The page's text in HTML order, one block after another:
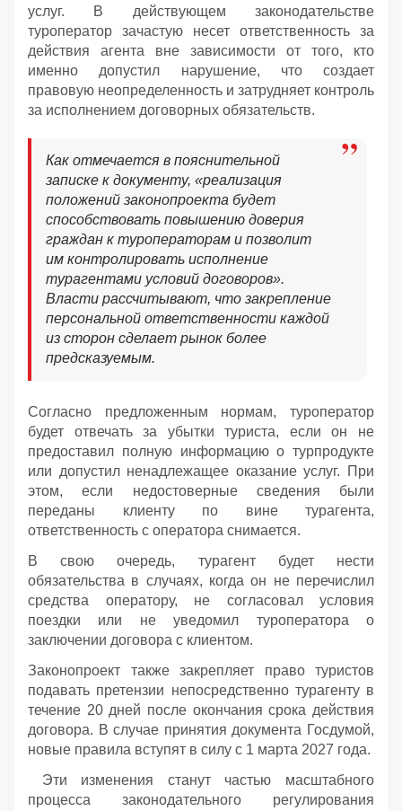
услуг. В действующем законодательстве
туроператор зачастую несет ответственность за
действия агента вне зависимости от того, кто
именно допустил нарушение, что создает
правовую неопределенность и затрудняет контроль
за исполнением договорных обязательств.
Как отмечается в пояснительной
записке к документу, «реализация
положений законопроекта будет
способствовать повышению доверия
граждан к туроператорам и позволит
им контролировать исполнение
турагентами условий договоров».
Власти рассчитывают, что закрепление
персональной ответственности каждой
из сторон сделает рынок более
предсказуемым.
Согласно предложенным нормам, туроператор
будет отвечать за убытки туриста, если он не
предоставил полную информацию о турпродукте
или допустил ненадлежащее оказание услуг. При
этом, если недостоверные сведения были
переданы клиенту по вине турагента,
ответственность с оператора снимается.
В свою очередь, турагент будет нести
обязательства в случаях, когда он не перечислил
средства оператору, не согласовал условия
поездки или не уведомил туроператора о
заключении договора с клиентом.
Законопроект также закрепляет право туристов
подавать претензии непосредственно турагенту в
течение 20 дней после окончания срока действия
договора. В случае принятия документа Госдумой,
новые правила вступят в силу с 1 марта 2027 года.
Эти изменения станут частью масштабного
процесса законодательного регулирования